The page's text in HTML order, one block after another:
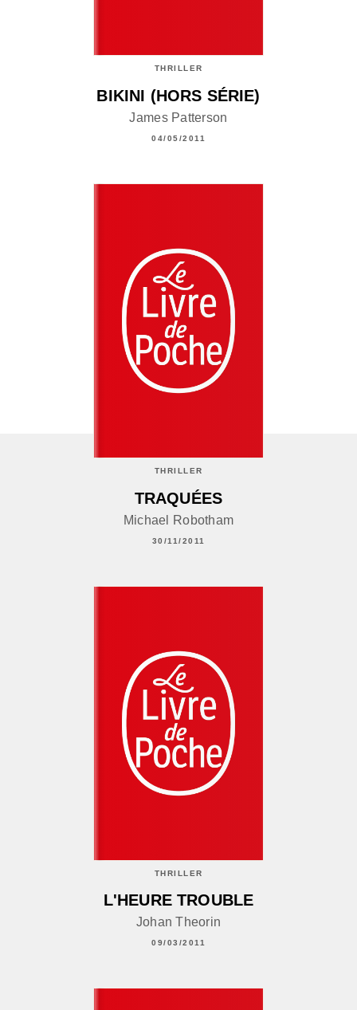
THRILLER
BIKINI (HORS SÉRIE)
James Patterson
04/05/2011
THRILLER
TRAQUÉES
Michael Robotham
30/11/2011
THRILLER
L'HEURE TROUBLE
Johan Theorin
09/03/2011